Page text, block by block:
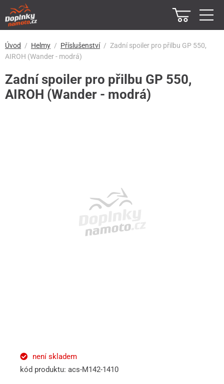
Úvod Helmy Příslušenství
Zadní spoiler pro přilbu GP 550,
AIROH (Wander - modrá)
Zadní spoiler pro přilbu GP 550,
AIROH (Wander - modrá)
není skladem
kód produktu: acs-M142-1410